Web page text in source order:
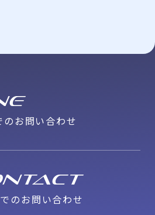
お問い合わせ
のお問い合わせ